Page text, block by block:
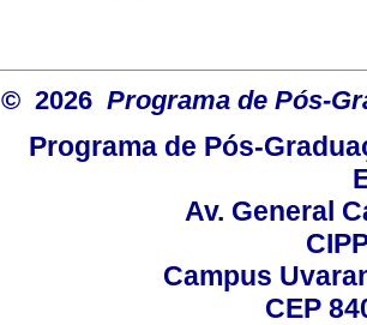
© 2026 Programa de Pós-
Programa de Pós-
Av. General
Campus
CEP